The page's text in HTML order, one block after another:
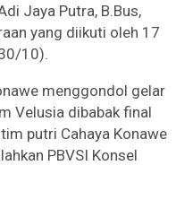
Jaya Putra, B.Bus,
yang diikuti oleh 17
10).
menggondol gelar
Velusia dibabak final
putri Cahaya Konawe
PBVSI Konsel